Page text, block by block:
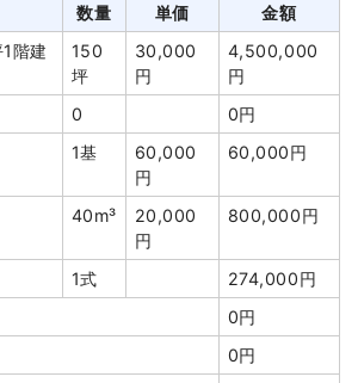
62m² 2,300円
142,600円
1式
20,000円
10m³ 8,000円
80,000円
158,000円
1,150,000円
1,242,000円
数量 単価
金額
階建
150
坪
30,000
円
4,500,000
円
0
0円
1基
60,000
円
60,000円
40m³
20,000
円
800,000円
1式
274,000円
0円
0円